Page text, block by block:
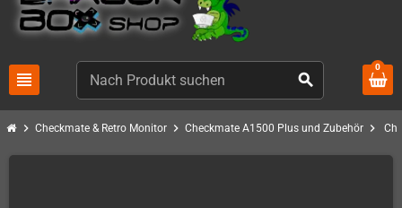
view_headline search
0
chevron_right Checkmate & Retro Monitor chevron_right Checkmate A1500 Plus und Zubehör chevron_right